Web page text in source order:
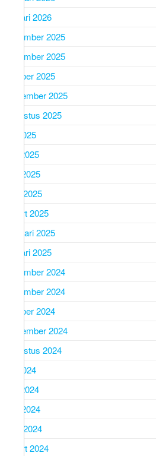
januari 2026
december 2025
november 2025
oktober 2025
september 2025
augustus 2025
juli 2025
juni 2025
mei 2025
april 2025
maart 2025
februari 2025
januari 2025
december 2024
november 2024
oktober 2024
september 2024
augustus 2024
juli 2024
juni 2024
mei 2024
april 2024
maart 2024